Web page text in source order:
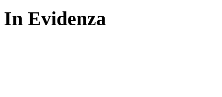
In Evidenza